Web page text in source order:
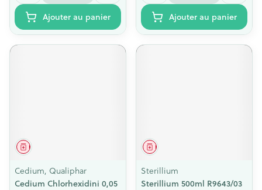
Ajouter au panier Ajouter au panier
Médicament
Cedium, Qualiphar
Cedium Chlorhexidini 0,05
Médicament
Sterillium
Sterillium 500ml R9643/03